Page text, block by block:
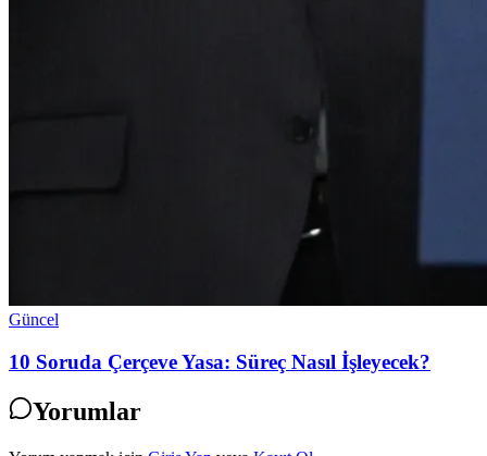
Güncel
10 Soruda Çerçeve Yasa: Süreç Nasıl İşleyecek?
Yorumlar